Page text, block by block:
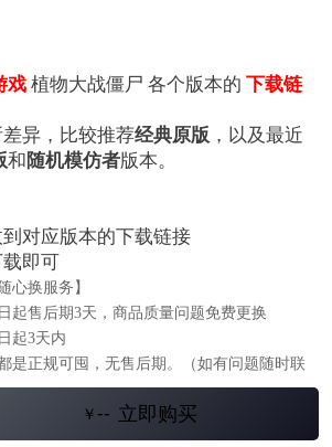
戏植物大战僵尸 各个版本的 下载链
异，比较推荐经典原版 ，以及最近
和随机模仿者版本。
对应版本的下载链接
即可
心换服务】
起售后期3天，商品质量问题免费更换
起3天内
是正规可囤，无售后期。（如有问题随时联
法售后
￥ -- 立即购买